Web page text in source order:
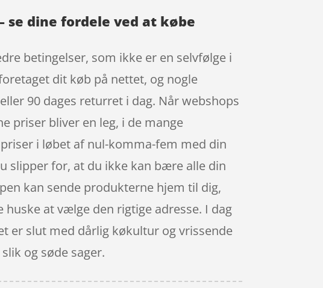
se dine fordele ved at købe
betingelser, som ikke er en selvfølge i
dit køb på nettet, og nogle
90 dages returret i dag. Når webshops
priser bliver en leg, i de mange
i løbet af nul-komma-fem med din
slipper for, at du ikke kan bære alle din
kan sende produkterne hjem til dig,
at vælge den rigtige adresse. I dag
er slut med dårlig køkultur og vrissende
og søde sager.